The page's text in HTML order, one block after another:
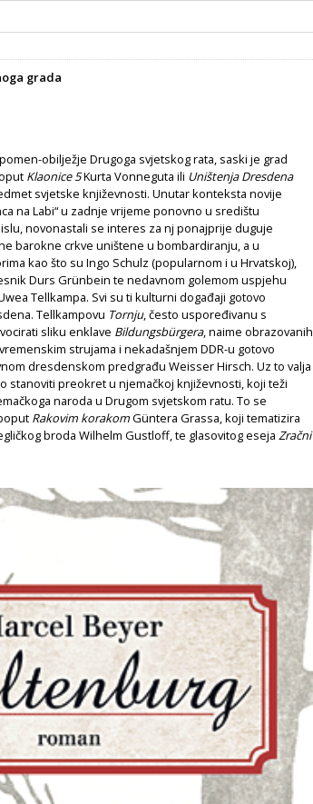
grada
obilježje Drugoga svjetskog rata, saski je grad
Klaonice 5Kurta Vonneguta ili Uništenja Dresdena
svjetske književnosti. Unutar konteksta novije
na Labi“ u zadnje vrijeme ponovno u središtu
novonastali se interes za nj ponajprije duguje
barokne crkve uništene u bombardiranju, a u
kao što su Ingo Schulz (popularnom i u Hrvatskoj),
Durs Grünbein te nedavnom golemom uspjehu
Tellkampa. Svi su ti kulturni događaji gotovo
Tellkampovu Tornju, često uspoređivanu s
sliku enklave Bildungsbürgera, naime obrazovanih
strujama i nekadašnjem DDR-u gotovo
dresdenskom predgrađu Weisser Hirsch. Uz to valja
stanoviti preokret u njemačkoj književnosti, koji teži
naroda u Drugom svjetskom ratu. To se
Rakovim korakomGüntera Grassa, koji tematizira
broda Wilhelm Gustloff, te glasovitog eseja Zračni